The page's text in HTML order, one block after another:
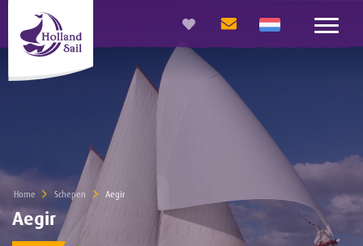
Home Schepen Current:
Aegir
Aegir